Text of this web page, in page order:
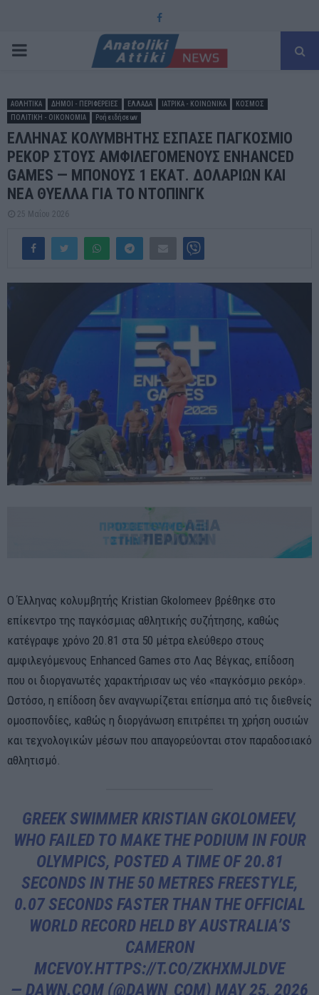
Facebook
PRIMARY
ΑΘΛΗΤΙΚΑ ΔΗΜΟΙ - ΠΕΡΙΦΕΡΕΙΕΣ ΕΛΛΑΔΑ ΙΑΤΡΙΚΑ - ΚΟΙΝΩΝΙΚΑ
ΚΟΣΜΟΣ
ΠΟΛΙΤΙΚΗ - ΟΙΚΟΝΟΜΙΑ
Ροή ειδήσεων
ΕΛΛΗΝΑΣ ΚΟΛΥΜΒΗΤΗΣ ΕΣΠΑΣΕ ΠΑΓΚΟΣΜΙΟ
ΡΕΚΟΡ ΣΤΟΥΣ ΑΜΦΙΛΕΓΟΜΕΝΟΥΣ ENHANCED
GAMES — ΜΠΟΝΟΥΣ 1 ΕΚΑΤ. ΔΟΛΑΡΙΩΝ ΚΑΙ
ΝΕΑ ΘΥΕΛΛΑ ΓΙΑ ΤΟ ΝΤΟΠΙΝΓΚ
25 Μαΐου 2026
Ο Έλληνας κολυμβητής Kristian Gkolomeev βρέθηκε στο
επίκεντρο της παγκόσμιας αθλητικής συζήτησης, καθώς
κατέγραψε χρόνο 20.81 στα 50 μέτρα ελεύθερο στους
αμφιλεγόμενους Enhanced Games στο Λας Βέγκας, επίδοση
που οι διοργανωτές χαρακτήρισαν ως νέο «παγκόσμιο ρεκόρ».
Ωστόσο, η επίδοση δεν αναγνωρίζεται επίσημα από τις διεθνείς
ομοσπονδίες, καθώς η διοργάνωση επιτρέπει τη χρήση ουσιών
και τεχνολογικών μέσων που απαγορεύονται στον παραδοσιακό
αθλητισμό.
GREEK SWIMMER KRISTIAN GKOLOMEEV,
WHO FAILED TO MAKE THE PODIUM IN FOUR
OLYMPICS, POSTED A TIME OF 20.81
SECONDS IN THE 50 METRES FREESTYLE,
0.07 SECONDS FASTER THAN THE OFFICIAL
WORLD RECORD HELD BY AUSTRALIA’S
CAMERON
MCEVOY.HTTPS://T.CO/ZKHXMJLDVE
— DAWN.COM (@DAWN_COM) MAY 25, 2026